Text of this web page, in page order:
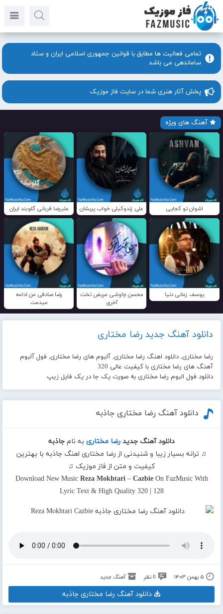
تمامی فعالیت ها مطابق با قوانین جمهوری اسلامی ایران و ستاد
ساماندهی می باشد
پخش آثار هنری شما در سایت فاز موزیک
آهنگ های ویژه
اشوان تو کجایی علی زندوکیلی خواب پریشان علیرضا قربانی گلوبند ایران
یوسف زمانی دنیا
محسن چاوشی مریض تخت
آخری
رضا صادقی من ادامه
میدمت
دانلود آهنگ جدید رضا مختاری
رضا مختاری, دانلود اهنگ رضا مختاری, آلبوم های رضا مختاری, فول آلبوم
آهنگ های رضا مختاری با کیفیت عالی 320
دانلود فول البوم رضا مختاری به صورت یک جا در یک فایل زیپ
دانلود آهنگ رضا مختاری جاذبه
دانلود آهنگ جدید رضا مختاری به نام جاذبه
♫ ترانه بسیار زیبا و شنیدنی از رضا مختاری اهنگ جاذبه با بهترین
کیفیت و متن از فاز موزیک ♫
Download New Music Reza Mokhtari– CazbieOn FazMusic With
Lyric Text & High Quality 320 | 128
۵ بهمن ۱۴۰۳ 0 نظر آهنگ جدید
دانلود آهنگ رضا مختاری جاذبه